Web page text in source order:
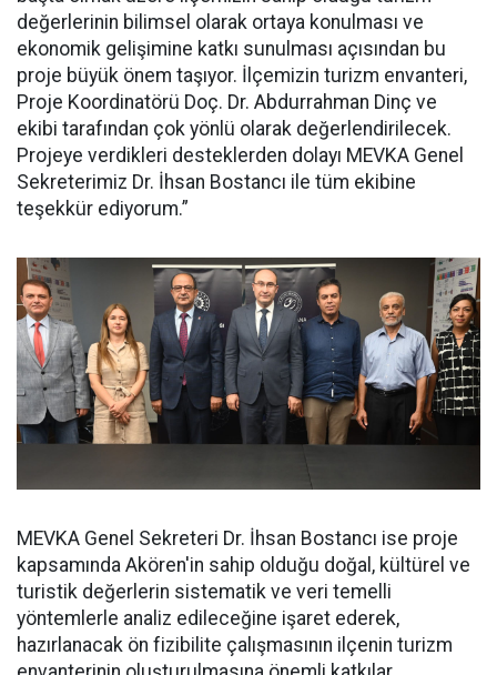
değerlerinin bilimsel olarak ortaya konulması ve
ekonomik gelişimine katkı sunulması açısından bu
proje büyük önem taşıyor. İlçemizin turizm envanteri,
Proje Koordinatörü Doç. Dr. Abdurrahman Dinç ve
ekibi tarafından çok yönlü olarak değerlendirilecek.
Projeye verdikleri desteklerden dolayı MEVKA Genel
Sekreterimiz Dr. İhsan Bostancı ile tüm ekibine
teşekkür ediyorum.”
MEVKA Genel Sekreteri Dr. İhsan Bostancı ise proje
kapsamında Akören'in sahip olduğu doğal, kültürel ve
turistik değerlerin sistematik ve veri temelli
yöntemlerle analiz edileceğine işaret ederek,
hazırlanacak ön fizibilite çalışmasının ilçenin turizm